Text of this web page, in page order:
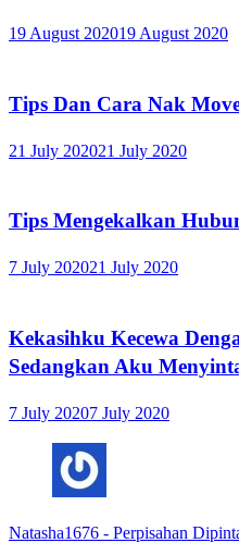
19 August 202019 August 2020
Tips Dan Cara Nak
21 July 202021 July 2020
Tips Mengekalkan
7 July 202021 July 2020
Kekasihku Kecewa
Sedangkan Aku
7 July 20207 July 2020
Natasha1676 - Perpisahan